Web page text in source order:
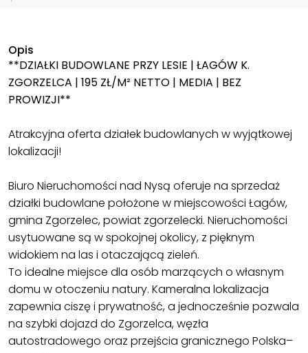
Opis
**DZIAŁKI BUDOWLANE PRZY LESIE | ŁAGÓW K.
ZGORZELCA | 195 ZŁ/M² NETTO | MEDIA | BEZ
PROWIZJI**
Atrakcyjna oferta działek budowlanych w wyjątkowej
lokalizacji!
Biuro Nieruchomości nad Nysą oferuje na sprzedaż
działki budowlane położone w miejscowości Łagów,
gmina Zgorzelec, powiat zgorzelecki. Nieruchomości
usytuowane są w spokojnej okolicy, z pięknym
widokiem na las i otaczającą zieleń.
To idealne miejsce dla osób marzących o własnym
domu w otoczeniu natury. Kameralna lokalizacja
zapewnia ciszę i prywatność, a jednocześnie pozwala
na szybki dojazd do Zgorzelca, węzła
autostradowego oraz przejścia granicznego Polska–